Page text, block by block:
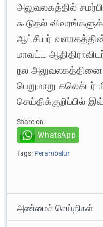
அலுவலகத்தில்
கூடுதல்
ஆட்சியர்
மாவட்ட
நல
பெறுமாறு கலெக்டர்
செய்திக்குறிப்பில்
Share on:
WhatsApp
Tags: Perambalur
அண்மைச் செய்திகள்